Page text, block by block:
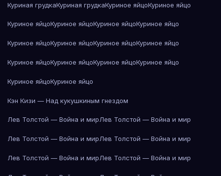
Куриная грудкаКуриная грудкаКуриное яйцоКуриное яйцо
Куриное яйцоКуриное яйцоКуриное яйцоКуриное яйцо
Куриное яйцоКуриное яйцоКуриное яйцоКуриное яйцо
Куриное яйцоКуриное яйцоКуриное яйцоКуриное яйцо
Куриное яйцоКуриное яйцо
Кэн Кизи — Над кукушкиным гнездом
Лев Толстой — Война и мирЛев Толстой — Война и мир
Лев Толстой — Война и мирЛев Толстой — Война и мир
Лев Толстой — Война и мирЛев Толстой — Война и мир